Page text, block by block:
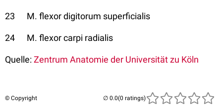
23 M. flexor digitorum superficialis
24 M. flexor carpi radialis
Quelle:Zentrum Anatomie der Universität zu Köln
© Copyright (0 ratings)